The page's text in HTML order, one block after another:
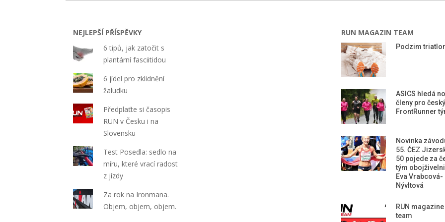
NEJLEPŠÍ PŘÍSPĚVKY
6 tipů, jak zatočit s
plantární fasciitidou
6 jídel pro zklidnění
žaludku
Předplaťte si časopis
RUN v Česku i na
Slovensku
Test Posedla: sedlo na
míru, které vrací radost
z jízdy
Za rok na Ironmana.
Objem, objem, objem.
RUN MAGAZIN TEAM
Podzim
ASICS hledá
členy pro český
FrontRunner
Novinka
55. ČEZ
50 pojede za
tým
Eva Vrabcová-
Nývltová
RUN magazine
team